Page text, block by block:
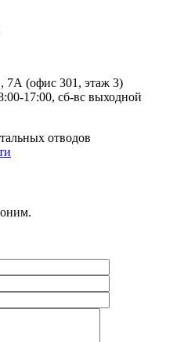
7А (офис 301, этаж 3)
17:00, сб-вс выходной
отводов